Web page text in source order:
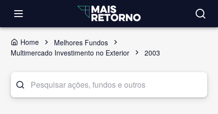
Home
Melhores Fundos
Multimercado Investimento no Exterior
2003